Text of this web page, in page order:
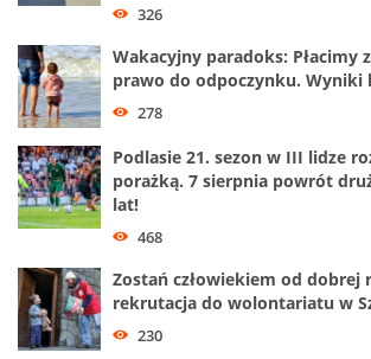
326
Wakacyjny paradoks: Płacimy
prawo do odpoczynku. Wyniki
278
Podlasie 21. sezon w III lidze
porażką. 7 sierpnia powrót
lat!
468
Zostań człowiekiem od dobrej
rekrutacja do wolontariatu w
230